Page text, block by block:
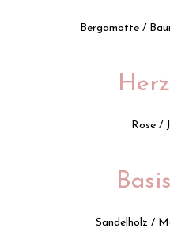
Bergamotte /
Rose /
Sandelholz /